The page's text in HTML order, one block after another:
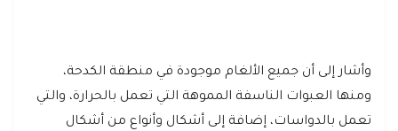
وأشار إلى أن جميع الألغام موجودة في منطقة الكدحة،
ومنها العبوات الناسفة المموهة التي تعمل بالحرارة، والتي
تعمل بالدواسات، إضافة إلى أشكال وأنواع من أشكال